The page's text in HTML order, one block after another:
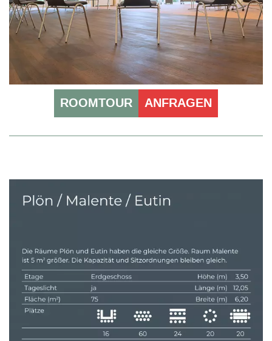
ROOMTOUR ANFRAGEN